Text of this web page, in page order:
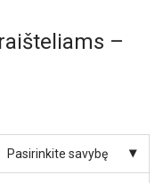
–
Pasirinkite savybę